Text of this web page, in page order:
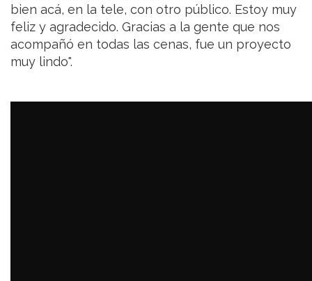
bien acá, en la tele, con otro público. Estoy muy
feliz y agradecido. Gracias a la gente que nos
acompañó en todas las cenas, fue un proyecto
muy lindo".